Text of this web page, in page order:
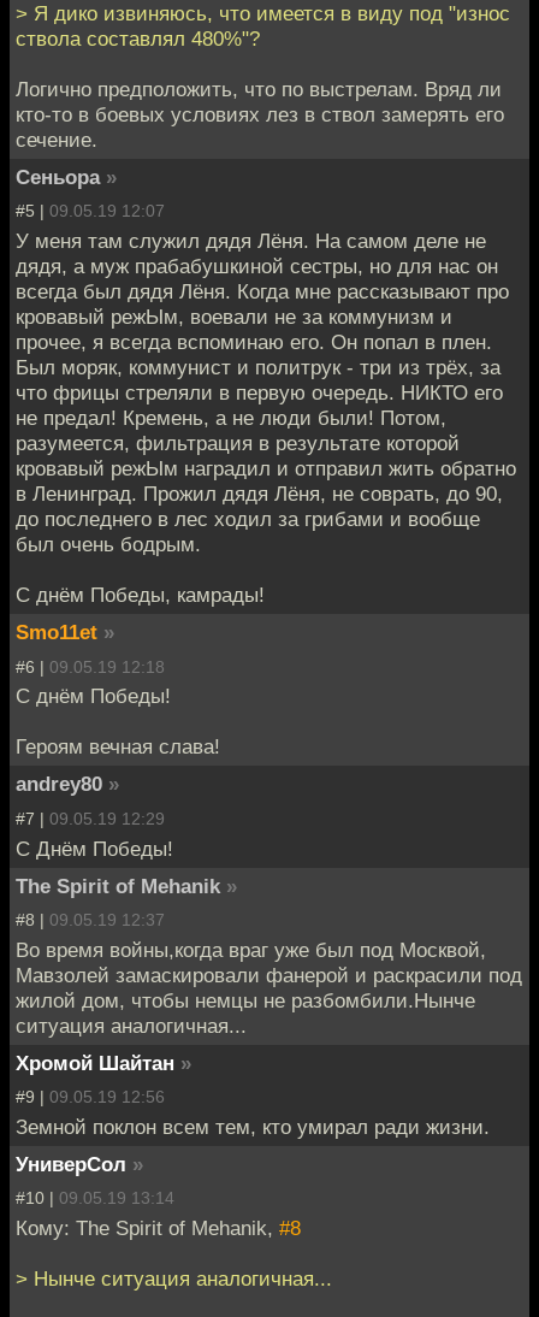
> Я дико извиняюсь, что имеется в виду под "износ
ствола составлял 480%"?
Логично предположить, что по выстрелам. Вряд ли
кто-то в боевых условиях лез в ствол замерять его
сечение.
Сеньора »
#5 | 09.05.19 12:07
У меня там служил дядя Лёня. На самом деле не
дядя, а муж прабабушкиной сестры, но для нас он
всегда был дядя Лёня. Когда мне рассказывают про
кровавый режЫм, воевали не за коммунизм и
прочее, я всегда вспоминаю его. Он попал в плен.
Был моряк, коммунист и политрук - три из трёх, за
что фрицы стреляли в первую очередь. НИКТО его
не предал! Кремень, а не люди были! Потом,
разумеется, фильтрация в результате которой
кровавый режЫм наградил и отправил жить обратно
в Ленинград. Прожил дядя Лёня, не соврать, до 90,
до последнего в лес ходил за грибами и вообще
был очень бодрым.
С днём Победы, камрады!
Smo11et »
#6 | 09.05.19 12:18
С днём Победы!
Героям вечная слава!
andrey80 »
#7 | 09.05.19 12:29
С Днём Победы!
The Spirit of Mehanik »
#8 | 09.05.19 12:37
Во время войны,когда враг уже был под Москвой,
Мавзолей замаскировали фанерой и раскрасили под
жилой дом, чтобы немцы не разбомбили.Нынче
ситуация аналогичная...
Хромой Шайтан »
#9 | 09.05.19 12:56
Земной поклон всем тем, кто умирал ради жизни.
УниверСол »
#10 | 09.05.19 13:14
Кому: The Spirit of Mehanik, #8
> Нынче ситуация аналогичная...